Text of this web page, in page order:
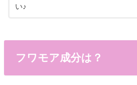
い♪
フワモア成分は？